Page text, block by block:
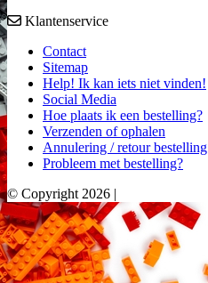
Klantenservice
Contact
Sitemap
Help! Ik kan iets niet vinden!
Social Media
Hoe plaats ik een bestelling?
Verzenden of ophalen
Annulering / retour bestelling
Probleem met bestelling?
© Copyright 2026 |